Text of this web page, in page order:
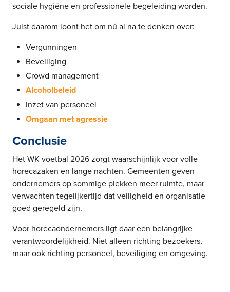
sociale hygiëne en professionele begeleiding worden.
Juist daarom loont het om nú al na te denken over:
Vergunningen
Beveiliging
Crowd management
Alcoholbeleid
Inzet van personeel
Omgaan met agressie
Conclusie
Het WK voetbal 2026 zorgt waarschijnlijk voor volle
horecazaken en lange nachten. Gemeenten geven
ondernemers op sommige plekken meer ruimte, maar
verwachten tegelijkertijd dat veiligheid en organisatie
goed geregeld zijn.
Voor horecaondernemers ligt daar een belangrijke
verantwoordelijkheid. Niet alleen richting bezoekers,
maar ook richting personeel, beveiliging en omgeving.